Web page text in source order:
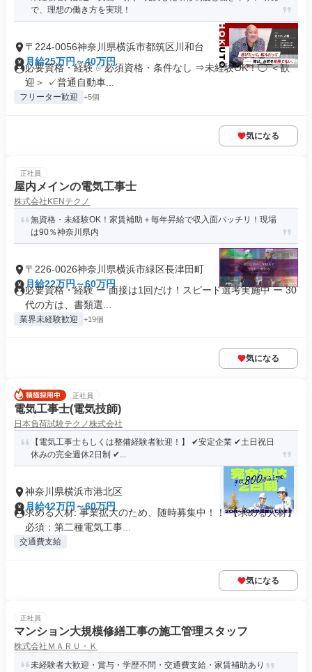
で、理想の働き方を実現！
〒224-0056神奈川県横浜市都筑区川和台
月給25万円～40万円
必要資格・経験 ✅️必須資格・条件なし ⇒未経験OK！◯ ＜歓
迎＞ ✓普通自動車...
フリーター歓迎 +5個
気になる
正社員
屋内メインの電気工事士
株式会社KENテクノ
無資格・未経験OK！家賃補助＋毎年昇給で収入面バッチリ！現場
は90％神奈川県内
〒226-0026神奈川県横浜市緑区長津田町
月給22万円～60万円
必要資格・経験 ー 面接は1回だけ！スピード選考実施中 ー 30
代の方は、書類選...
業界未経験歓迎 +19個
気になる
正社員
電気工事士(電気技師)
日本負荷試験テクノ株式会社
【電気工事士もしくは整備経験者歓迎！】 ✔︎安定企業 ✔︎土日祝日
休みの完全週休2日制 ✔...
神奈川県横浜市港北区
月給42万円～60万円
求める人材: 事業拡大のため、随時募集中！！ 【求める人材】
必須：第二種電気工事...
交通費支給
気になる
正社員
マンション大規模修繕工事の施工管理スタッフ
株式会社ＭＡＲＵ・Ｋ
未経験者大歓迎・賞与・学歴不問・交通費支給・家賃補助あり